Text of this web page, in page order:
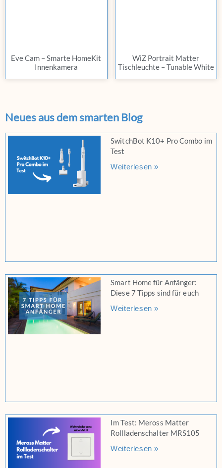
Eve Cam – Smarte HomeKit
Innenkamera
WiZ Portrait Matter
Tischleuchte – Tunable White
Neues aus dem smarten Blog
SwitchBot K10+ Pro Combo im
Test
Weiterlesen »
Smart Home für Anfänger:
Diese 7 Tipps sind für euch
Weiterlesen »
Im Test: Meross Matter
Rollladenschalter MRS105
Weiterlesen »